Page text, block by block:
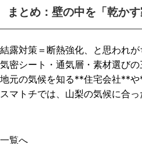
まとめ：壁の中を「乾か
結露対策＝断熱強化、と思われ
気密シート・通気層・素材選び
地元の気候を知る**住宅会社**
スマトチでは、山梨の気候に合
一覧へ